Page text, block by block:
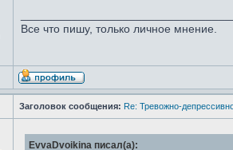
Все что пишу, только личное мнение.
Заголовок сообщения: Re: Тревожно-
EvvaDvoikina писал(а):